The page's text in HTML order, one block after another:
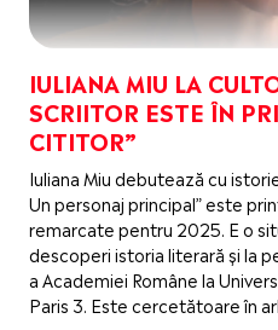
IULIANA MIU LA
SCRIITOR ESTE ÎN
CITITOR”
Iuliana Miu debutează cu
Un personaj principal” este
remarcate pentru 2025. E o
descoperi istoria literară și la
a Academiei Române la
Paris 3. Este cercetătoare în